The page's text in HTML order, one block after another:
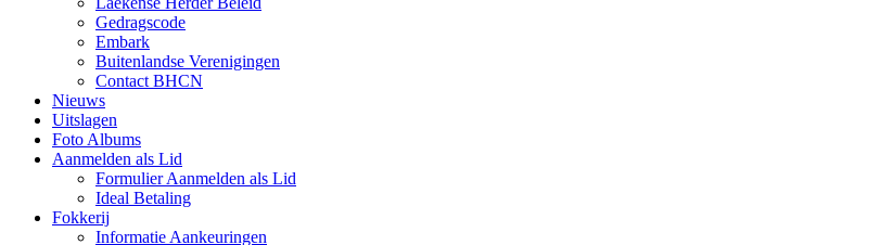
Gedragscode
Embark
Buitenlandse Verenigingen
Contact BHCN
Nieuws
Uitslagen
Foto Albums
Aanmelden als Lid
Formulier Aanmelden als Lid
Ideal Betaling
Fokkerij
Informatie Aankeuringen